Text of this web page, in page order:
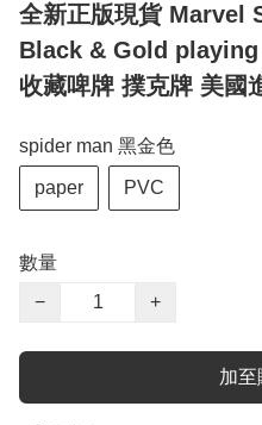
全新正版現貨 Marvel
Black & Gold playing
收藏啤牌 撲克牌 美國
spider man 黑金色
paper PVC
數量
−
+
加至